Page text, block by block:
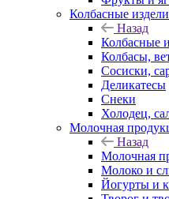
Колбасные
Назад
Колбасные
Колбасы,
Сосиски,
Деликатесы
Снеки
Холодец,
Молочная
Назад
Молочная
Молоко и
Йогурты и